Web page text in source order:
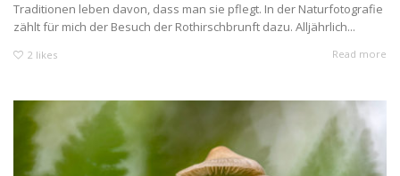
Traditionen leben davon, dass man sie pflegt. In der Naturfotografie
zählt für mich der Besuch der Rothirschbrunft dazu. Alljährlich...
2 likes Read more